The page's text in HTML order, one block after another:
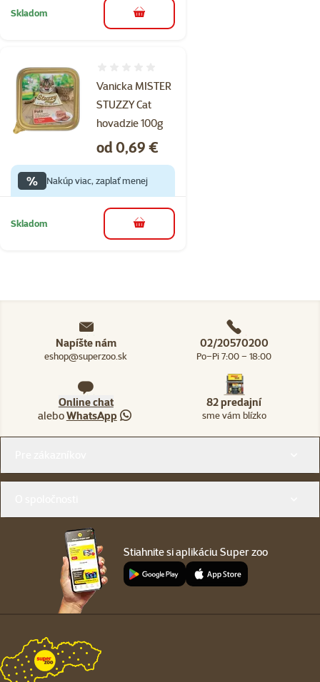
Skladom do košíka
Vanicka MISTER
STUZZY Cat
hovadzie 100g
Cena
od 0,69 €
% Nakúp viac, zaplať menej
Skladom do košíka
Napíšte nám
eshop@superzoo.sk
02/20570200
Po–Pi 7:00 – 18:00
Online chat
aleboWhatsApp
82 predajní
sme vám blízko
Stiahnite si aplikáciu Super zoo